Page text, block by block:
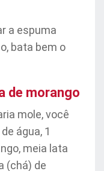
a espuma
bata bem o
de morango
mole, você
água, 1
meia lata
(chá) de